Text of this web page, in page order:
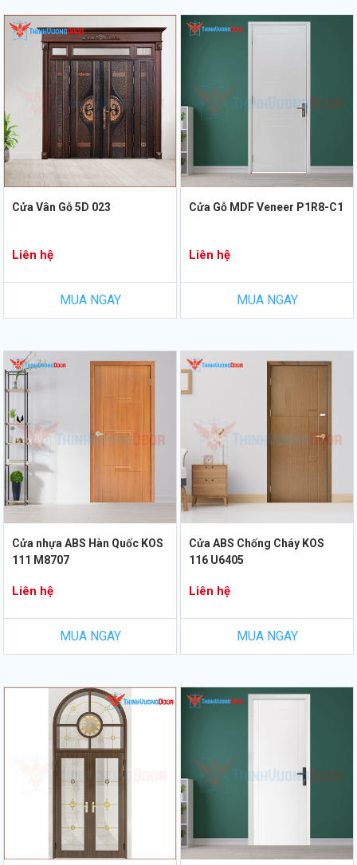
Cửa Vân Gỗ 5D 023
Liên hệ
MUA NGAY
Cửa Gỗ MDF Veneer P1R8-C1
Liên hệ
MUA NGAY
Cửa nhựa ABS Hàn Quốc KOS
111 M8707
Liên hệ
MUA NGAY
Cửa ABS Chống Cháy KOS
116 U6405
Liên hệ
MUA NGAY